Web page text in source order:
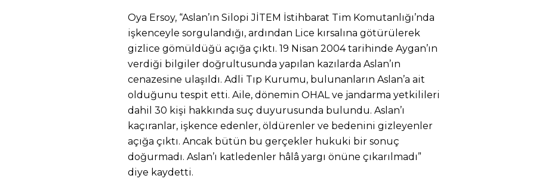
Oya Ersoy, “Aslan’ın Silopi JİTEM İstihbarat Tim Komutanlığı’nda
işkenceyle sorgulandığı, ardından Lice kırsalına götürülerek
gizlice gömüldüğü açığa çıktı. 19 Nisan 2004 tarihinde Aygan’ın
verdiği bilgiler doğrultusunda yapılan kazılarda Aslan’ın
cenazesine ulaşıldı. Adli Tıp Kurumu, bulunanların Aslan’a ait
olduğunu tespit etti. Aile, dönemin OHAL ve jandarma yetkilileri
dahil 30 kişi hakkında suç duyurusunda bulundu. Aslan’ı
kaçıranlar, işkence edenler, öldürenler ve bedenini gizleyenler
açığa çıktı. Ancak bütün bu gerçekler hukuki bir sonuç
doğurmadı. Aslan’ı katledenler hâlâ yargı önüne çıkarılmadı”
diye kaydetti.